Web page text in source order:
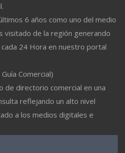
6 años como uno del medio
visitado de la región generando
24 Hora en nuestro portal
Comercial)
de directorio comercial en una
reflejando un alto nivel
a los medios digitales e